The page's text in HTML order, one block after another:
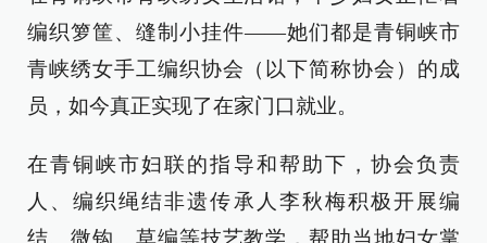
编织箩筐、缝制小挂件——她们都是青铜峡市
青峡绣女手工编织协会（以下简称协会）的成
员，如今真正实现了在家门口就业。
在青铜峡市妇联的指导和帮助下，协会负责
人、编织绳结非遗传承人李秋梅积极开展编